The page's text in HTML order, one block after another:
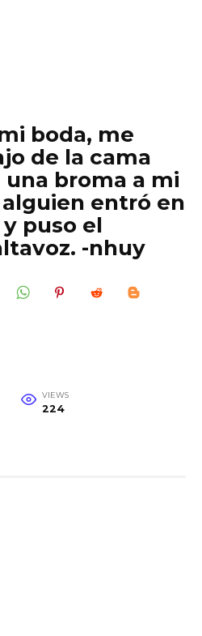
boda, me
de la cama
broma a mi
entró en
puso el
-nhuy
VIEWS
224